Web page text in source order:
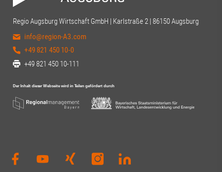
Regio Augsburg Wirtschaft GmbH | Karlstraße 2 | 86150 Augsburg
info@region-A3.com
+49 821 450 10-0
+49 821 450 10-111